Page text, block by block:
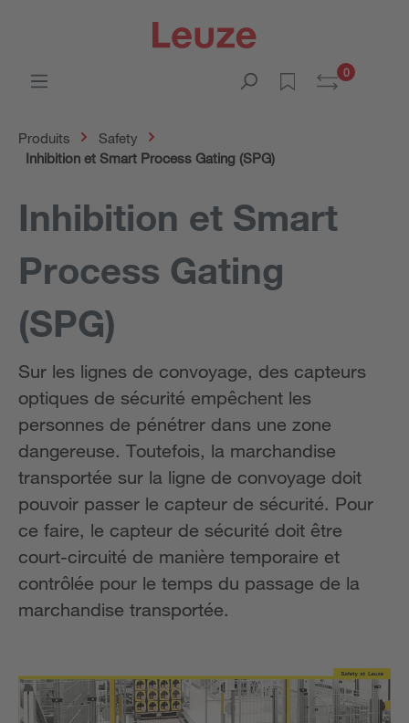
0
Produits
Safety
Inhibition et Smart Process Gating (SPG)
Inhibition et Smart
Process Gating
(SPG)
Sur les lignes de convoyage, des capteurs
optiques de sécurité empêchent les
personnes de pénétrer dans une zone
dangereuse. Toutefois, la marchandise
transportée sur la ligne de convoyage doit
pouvoir passer le capteur de sécurité. Pour
ce faire, le capteur de sécurité doit être
court-circuité de manière temporaire et
contrôlée pour le temps du passage de la
marchandise transportée.